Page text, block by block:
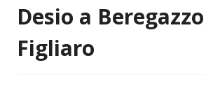
Desio a
Figliaro